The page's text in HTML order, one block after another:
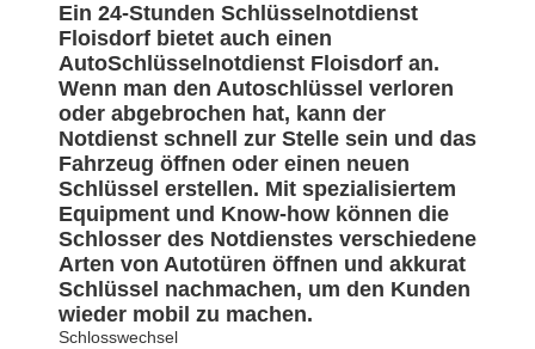
Ein 24-Stunden Schlüsselnotdienst
Floisdorf bietet auch einen
AutoSchlüsselnotdienst Floisdorf an.
Wenn man den Autoschlüssel verloren
oder abgebrochen hat, kann der
Notdienst schnell zur Stelle sein und das
Fahrzeug öffnen oder einen neuen
Schlüssel erstellen. Mit spezialisiertem
Equipment und Know-how können die
Schlosser des Notdienstes verschiedene
Arten von Autotüren öffnen und akkurat
Schlüssel nachmachen, um den Kunden
wieder mobil zu machen.
Schlosswechsel